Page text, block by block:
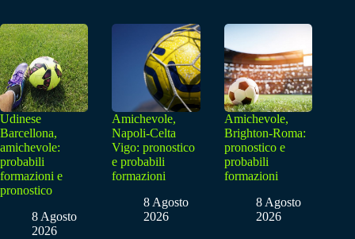
Udinese
Barcellona,
amichevole:
probabili
formazioni e
pronostico
8 Agosto
2026
Amichevole,
Napoli-Celta
Vigo: pronostico
e probabili
formazioni
8 Agosto
2026
Amichevole,
Brighton-Roma:
pronostico e
probabili
formazioni
8 Agosto
2026